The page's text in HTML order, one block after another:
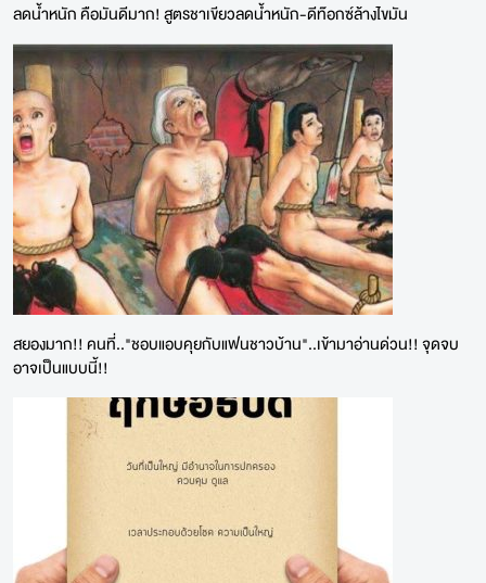
ลดน้ำหนัก คือมันดีมาก! สูตรชาเขียวลดน้ำหนัก-ดีท๊อกซ์ล้างไขมัน
สยองมาก!! คนที่.."ชอบแอบคุยกับแฟนชาวบ้าน"..เข้ามาอ่านด่วน!! จุดจบ
อาจเป็นแบบนี้!!